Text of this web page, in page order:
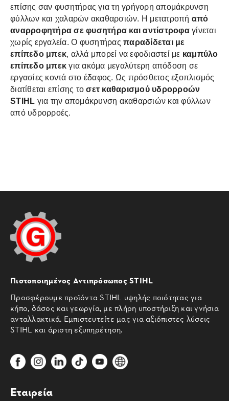
επίσης σαν φυσητήρας για τη γρήγορη απομάκρυνση
φύλλων και χαλαρών ακαθαρσιών. Η μετατροπή από
αναρροφητήρα σε φυσητήρα και αντίστροφα γίνεται
χωρίς εργαλεία. Ο φυσητήρας παραδίδεται με
επίπεδο μπεκ, αλλά μπορεί να εφοδιαστεί με καμπύλο
επίπεδο μπεκ για ακόμα μεγαλύτερη απόδοση σε
εργασίες κοντά στο έδαφος. Ως πρόσθετος εξοπλισμός
διατίθεται επίσης το σετ καθαρισμού υδρορροών
STIHL για την απομάκρυνση ακαθαρσιών και φύλλων
από υδρορροές.
Πιστοποιημένος Αντιπρόσωπος STIHL
Προσφέρουμε προϊόντα STIHL υψηλής ποιότητας για
κήπο, δάσος και γεωργία, με πλήρη υποστήριξη και γνήσια
ανταλλακτικά. Εμπιστευτείτε μας για αξιόπιστες λύσεις
STIHL και άριστη εξυπηρέτηση.
Εταιρεία